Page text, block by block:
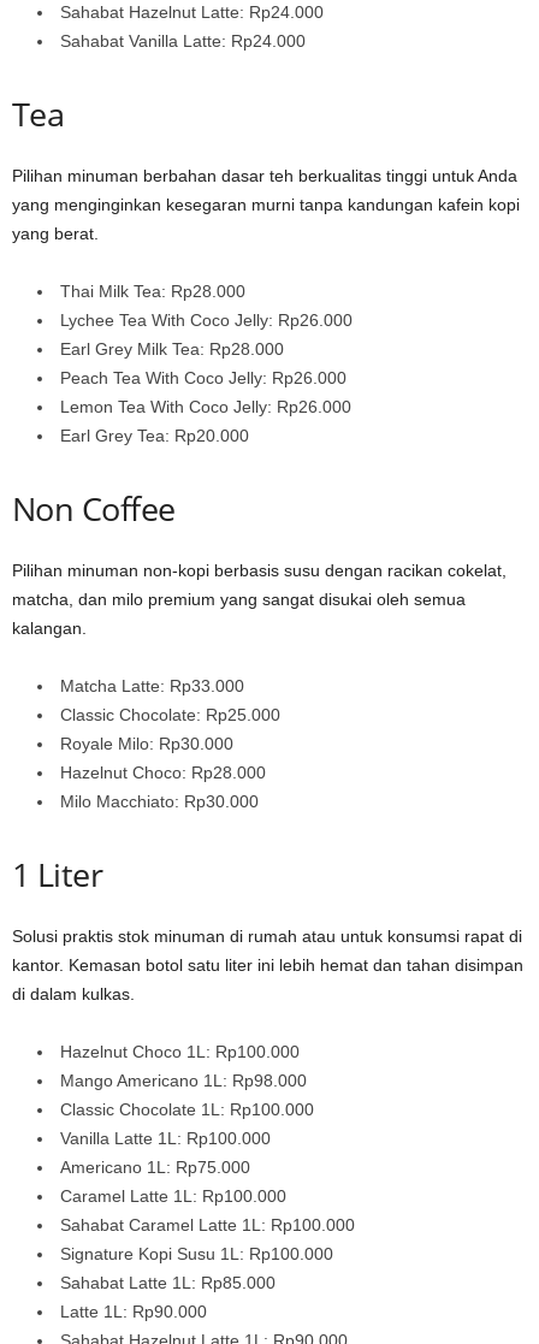
Sahabat Hazelnut Latte: Rp24.000
Sahabat Vanilla Latte: Rp24.000
Tea
Pilihan minuman berbahan dasar teh berkualitas tinggi untuk Anda
yang menginginkan kesegaran murni tanpa kandungan kafein kopi
yang berat.
Thai Milk Tea: Rp28.000
Lychee Tea With Coco Jelly: Rp26.000
Earl Grey Milk Tea: Rp28.000
Peach Tea With Coco Jelly: Rp26.000
Lemon Tea With Coco Jelly: Rp26.000
Earl Grey Tea: Rp20.000
Non Coffee
Pilihan minuman non-kopi berbasis susu dengan racikan cokelat,
matcha, dan milo premium yang sangat disukai oleh semua
kalangan.
Matcha Latte: Rp33.000
Classic Chocolate: Rp25.000
Royale Milo: Rp30.000
Hazelnut Choco: Rp28.000
Milo Macchiato: Rp30.000
1 Liter
Solusi praktis stok minuman di rumah atau untuk konsumsi rapat di
kantor. Kemasan botol satu liter ini lebih hemat dan tahan disimpan
di dalam kulkas.
Hazelnut Choco 1L: Rp100.000
Mango Americano 1L: Rp98.000
Classic Chocolate 1L: Rp100.000
Vanilla Latte 1L: Rp100.000
Americano 1L: Rp75.000
Caramel Latte 1L: Rp100.000
Sahabat Caramel Latte 1L: Rp100.000
Signature Kopi Susu 1L: Rp100.000
Sahabat Latte 1L: Rp85.000
Latte 1L: Rp90.000
Sahabat Hazelnut Latte 1L: Rp90.000